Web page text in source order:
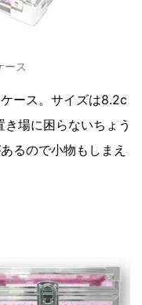
ース
ース。サイズは8.2c
場に困らないちょう
るので小物もしまえ